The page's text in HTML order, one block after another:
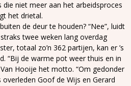
die niet meer aan het arbeidsproces
het drietal.
de deur te houden? “Nee”, luidt
twee weken lang overdag
totaal zo’n 362 partijen, kan er ’s
“Bij de warme pot weer thuis en in
Hooije het motto. “Om gedonder
Goof de Wijs en Gerard